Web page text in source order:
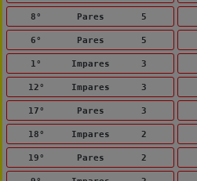
8° Pares 5
6° Pares 5
1° Impares 3
12° Impares 3
17° Pares 3
18° Impares 2
19° Pares 2